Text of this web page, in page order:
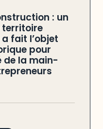
: un
territoire
fait l’objet
pour
de la main-